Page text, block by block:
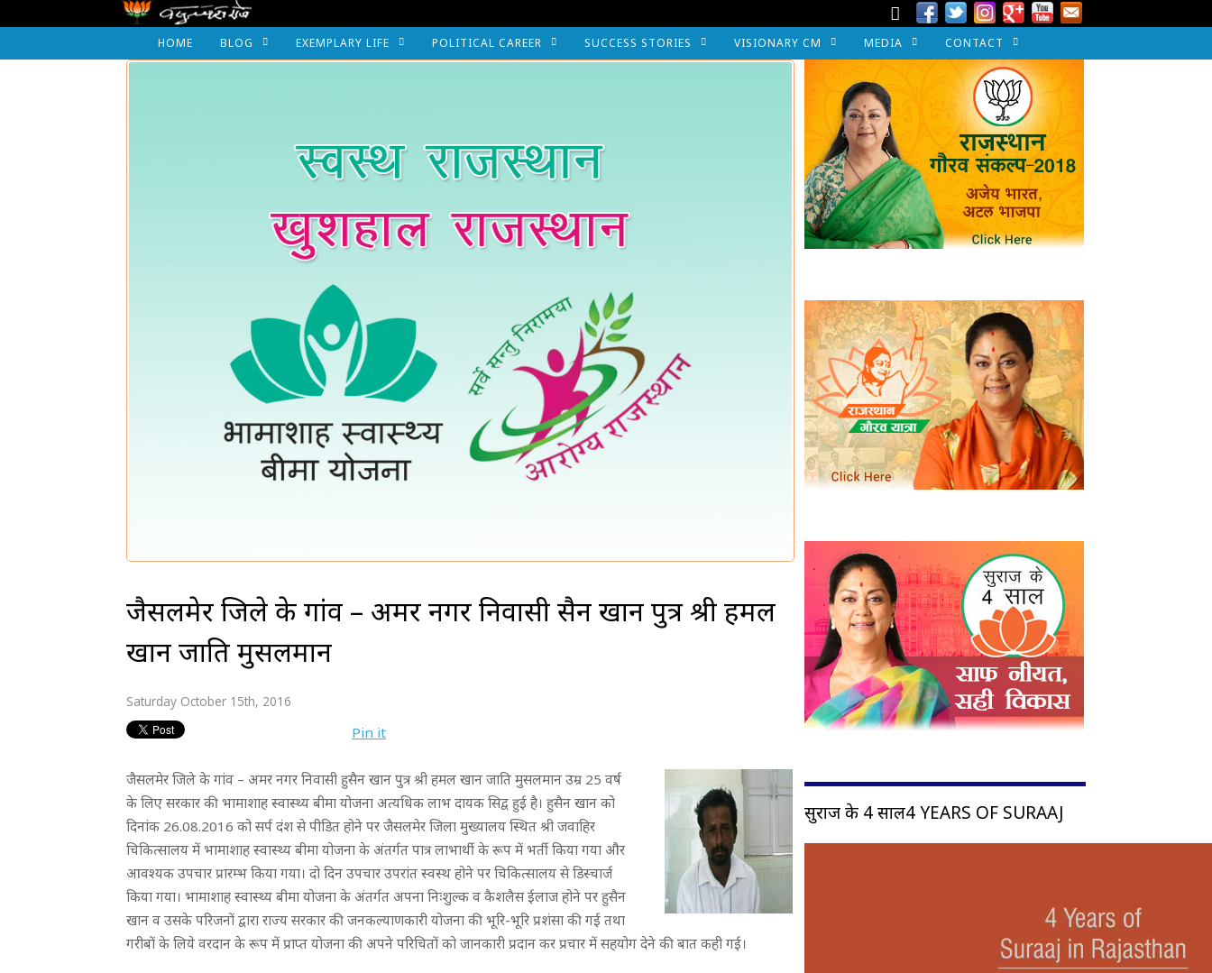
HOME BLOG EXEMPLARY LIFE POLITICAL CAREER SUCCESS STORIES VISIONARY CM MEDIA CONTACT
जैसलमेर जिले के गांव – अमर नगर निवासी हुसैन खान पुत्र श्री हमल
खान जाति मुसलमान
Saturday October 15th, 2016
Pin it
जैसलमेर जिले के गांव – अमर नगर निवासी हुसैन खान पुत्र श्री हमल खान जाति मुसलमान उम्र 25 वर्ष
के लिए सरकार की भामाशाह स्वास्थ्य बीमा योजना अत्यधिक लाभ दायक सिद्व हुई है। हुसैन खान को
दिनांक 26.08.2016 को सर्प दंश से पीडित होने पर जैसलमेर जिला मुख्यालय स्थित श्री जवाहिर
चिकित्सालय में भामाशाह स्वास्थ्य बीमा योजना के अंतर्गत पात्र लाभार्थी के रूप में भर्ती किया गया और
आवश्यक उपचार प्रारम्भ किया गया। दो दिन उपचार उपरांत स्वस्थ होने पर चिकित्सालय से डिस्चार्ज
किया गया। भामाशाह स्वास्थ्य बीमा योजना के अंतर्गत अपना निःशुल्क व कैशलैस ईलाज होने पर हुसैन
खान व उसके परिजनों द्वारा राज्य सरकार की जनकल्याणकारी योजना की भूरि-भूरि प्रशंसा की गई तथा
गरीबों के लिये वरदान के रूप में प्राप्त योजना की अपने परिचितों को जानकारी प्रदान कर प्रचार में सहयोग देने की बात कही गई।
सुराज के 4 साल4 YEARS OF SURAAJ